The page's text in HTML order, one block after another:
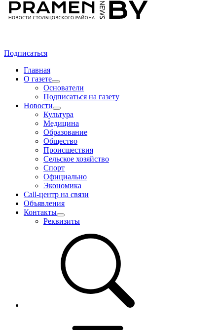
Подписаться
Главная
О газете
Основатели
Подписаться на газету
Новости
Культура
Медицина
Образование
Общество
Происшествия
Сельское хозяйство
Спорт
Официально
Экономика
Call-центр на связи
Объявления
Контакты
Реквизиты